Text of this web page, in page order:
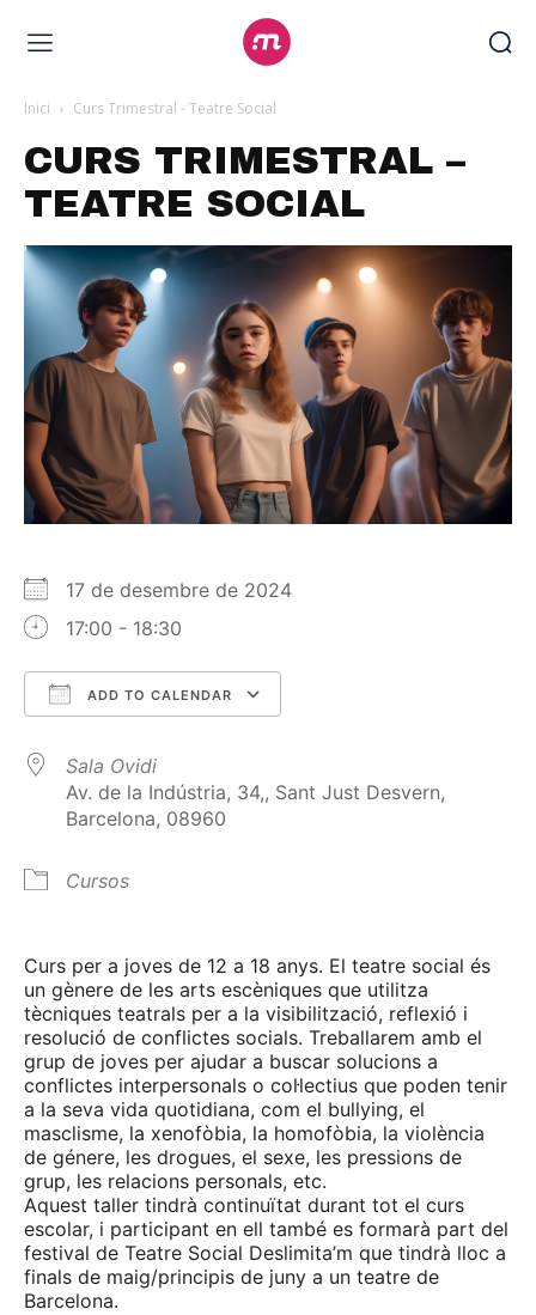
Inici Curs Trimestral - Teatre Social
CURS TRIMESTRAL –
TEATRE SOCIAL
17 de desembre de 2024
17:00 - 18:30
ADD TO CALENDAR
Sala Ovidi
Av. de la Indústria, 34,, Sant Just Desvern,
Barcelona, 08960
Cursos
Curs per a joves de 12 a 18 anys. El teatre social és
un gènere de les arts escèniques que utilitza
tècniques teatrals per a la visibilització, reflexió i
resolució de conflictes socials. Treballarem amb el
grup de joves per ajudar a buscar solucions a
conflictes interpersonals o col·lectius que poden tenir
a la seva vida quotidiana, com el bullying, el
masclisme, la xenofòbia, la homofòbia, la violència
de génere, les drogues, el sexe, les pressions de
grup, les relacions personals, etc.
Aquest taller tindrà continuïtat durant tot el curs
escolar, i participant en ell també es formarà part del
festival de Teatre Social Deslimita’m que tindrà lloc a
finals de maig/principis de juny a un teatre de
Barcelona.